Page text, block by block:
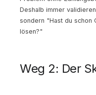
Deshalb immer
sondern "Hast du schon
lösen?"
Weg 2: Der